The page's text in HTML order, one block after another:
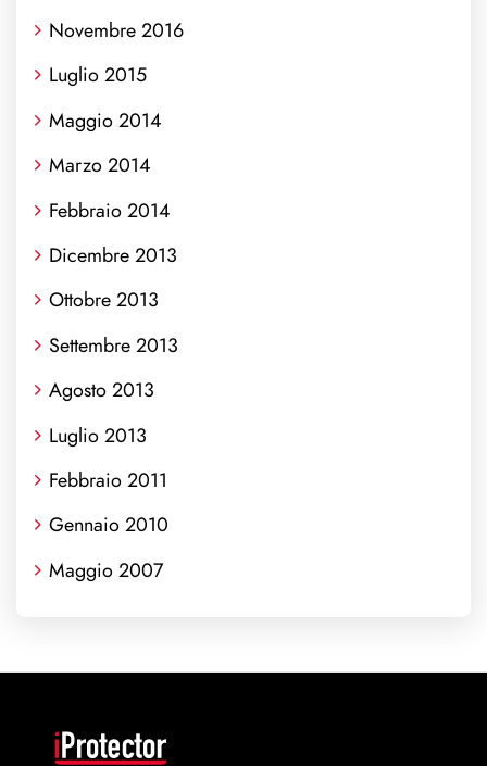
Novembre 2016
Luglio 2015
Maggio 2014
Marzo 2014
Febbraio 2014
Dicembre 2013
Ottobre 2013
Settembre 2013
Agosto 2013
Luglio 2013
Febbraio 2011
Gennaio 2010
Maggio 2007